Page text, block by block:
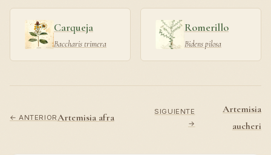
Carqueja
Baccharis trimera
Romerillo
Bidens pilosa
← ANTERIORArtemisia afra
SIGUIENTE
→
Artemisia
aucheri